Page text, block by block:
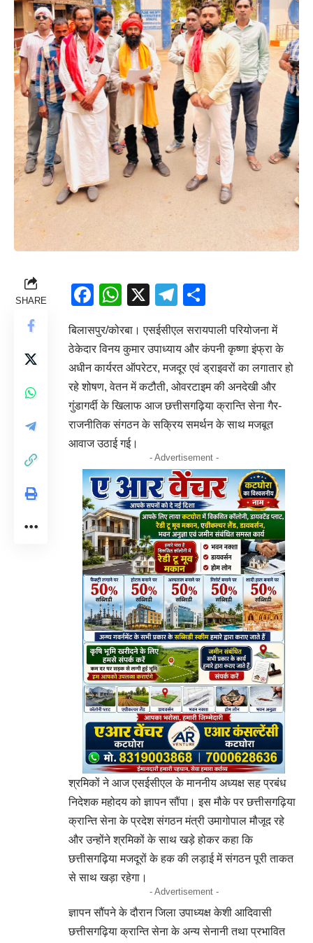
SHARE Facebook
WhatsApp
X Telegram
बिलासपुर/कोरबा। एसईसीएल सरायपाली परियोजना में
ठेकेदार विनय कुमार उपाध्याय और कंपनी कृष्णा इंफ्रा के
अधीन कार्यरत ऑपरेटर, मजदूर एवं ड्राइवरों का लगातार हो
रहे शोषण, वेतन में कटौती, ओवरटाइम की अनदेखी और
गुंडागर्दी के खिलाफ आज छत्तीसगढ़िया क्रान्ति सेना गैर-
राजनीतिक संगठन के सक्रिय समर्थन के साथ मजबूत
आवाज उठाई गई।
- Advertisement -
श्रमिकों ने आज एसईसीएल के माननीय अध्यक्ष सह प्रबंध
निदेशक महोदय को ज्ञापन सौंपा। इस मौके पर छत्तीसगढ़िया
क्रान्ति सेना के प्रदेश संगठन मंत्री उमागोपाल मौजूद रहे
और उन्होंने श्रमिकों के साथ खड़े होकर कहा कि
छत्तीसगढ़िया मजदूरों के हक की लड़ाई में संगठन पूरी ताकत
से साथ खड़ा रहेगा।
- Advertisement -
ज्ञापन सौंपने के दौरान जिला उपाध्यक्ष केशी आदिवासी
छत्तीसगढ़िया क्रान्ति सेना के अन्य सेनानी तथा प्रभावित